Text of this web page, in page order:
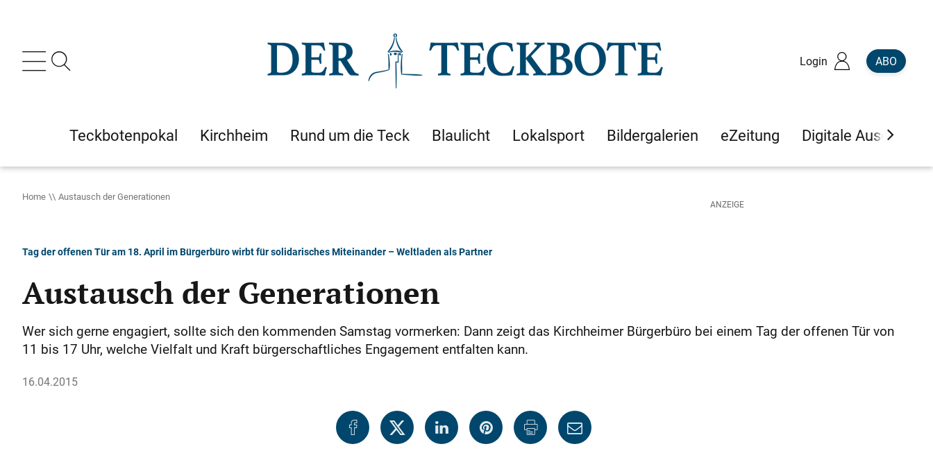
Login ABO
Teckbotenpokal Kirchheim Rund um die Teck Blaulicht Lokalsport Bildergalerien eZeitung Digitale Ausgaben
Home Austausch der Generationen
Tag der offenen Tür am 18. April im Bürgerbüro wirbt für solidarisches Miteinander – Weltladen als Partner
Austausch der Generationen
Wer sich gerne engagiert, sollte sich den kommenden Samstag vormerken: Dann zeigt das Kirchheimer Bürgerbüro bei einem Tag der offenen Tür von
11 bis 17 Uhr, welche Vielfalt und Kraft bürgerschaftliches ­Engagement entfalten kann.
16.04.2015